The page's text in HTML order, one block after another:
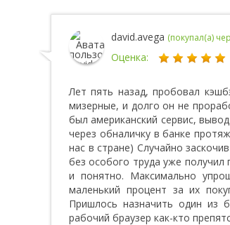
david.avega (покупал(а)
Оценка:
Лет пять назад, пробовал
мизерные, и долго он не
был американский сервис,
через обналичку в банке
нас в стране) Случайно
без особого труда уже
и понятно. Максимально
маленький процент за их
Пришлось назначить один из
рабочий браузер как-кто